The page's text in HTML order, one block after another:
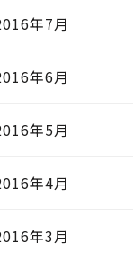
年7月
年6月
年5月
年4月
年3月